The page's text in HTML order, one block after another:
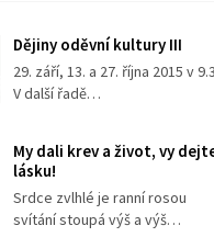
Dějiny oděvní kultury III
29. září, 13. a 27. října 2015 v
V další řadě…
My dali krev a život, vy
lásku!
Srdce zvlhlé je ranní rosou
svítání stoupá výš a výš…